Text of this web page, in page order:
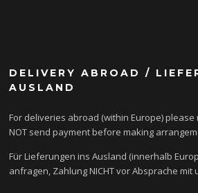
DELIVERY ABROAD /
AUSLAND
For deliveries abroad (within Europe)
NOT send payment before making
Für Lieferungen ins Ausland (innerhalb
anfragen, Zahlung NICHT vor Absprache mit